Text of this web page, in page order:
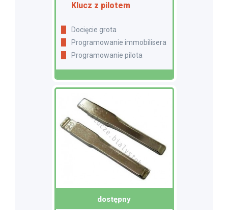
Klucz z pilotem
Docięcie grota
Programowanie immobilisera
Programowanie pilota
dostępny